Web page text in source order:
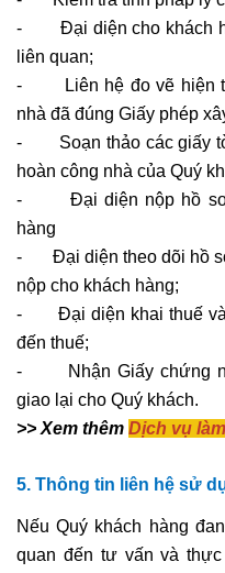
- Đại diện cho khách
liên quan;
- Liên hệ đo vẽ hiện
nhà đã đúng Giấy phép
- Soạn thảo các giấy tờ
hoàn công nhà của Quý
- Đại diện nộp hồ sơ
hàng
- Đại diện theo dõi hồ sơ
nộp cho khách hàng;
- Đại diện khai thuế và
đến thuế;
- Nhận Giấy chứng
giao lại cho Quý khách.
>> Xem thêm Dịch vụ
5. Thông tin liên hệ sử
Nếu Quý khách hàng
quan đến tư vấn và